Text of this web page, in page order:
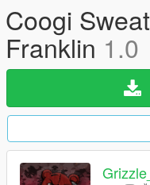
Coogi
Franklin 1.0